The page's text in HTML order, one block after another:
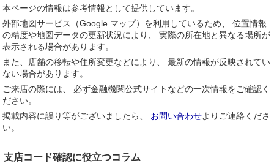
本ページの情報は参考情報として提供しています。
外部地図サービス（Google マップ）を利用しているため、 位置情報
の精度や地図データの更新状況により、 実際の所在地と異なる場所が
表示される場合があります。
また、店舗の移転や住所変更などにより、 最新の情報が反映されてい
ない場合があります。
ご来店の際には、 必ず金融機関公式サイトなどの一次情報をご確認く
ださい。
掲載内容に誤り等がございましたら、 お問い合わせよりご連絡くださ
い。
支店コード確認に役立つコラム